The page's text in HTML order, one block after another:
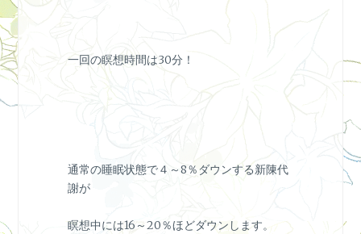
一回の瞑想時間は30分！
通常の睡眠状態で４～8％ダウンする新陳代
謝が
瞑想中には16～20％ほどダウンします。